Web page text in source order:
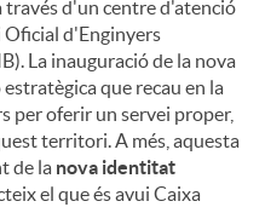
través d'un centre d'atenció
Oficial d'Enginyers
La inauguració de la nova
que recau en la
per oferir un servei proper,
territori. A més, aquesta
de la nova identitat
el que és avui Caixa